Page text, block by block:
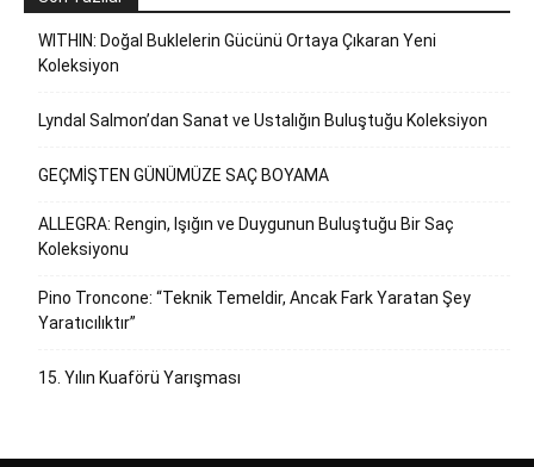
WITHIN: Doğal Buklelerin Gücünü Ortaya Çıkaran Yeni
Koleksiyon
Lyndal Salmon’dan Sanat ve Ustalığın Buluştuğu Koleksiyon
GEÇMİŞTEN GÜNÜMÜZE SAÇ BOYAMA
ALLEGRA: Rengin, Işığın ve Duygunun Buluştuğu Bir Saç
Koleksiyonu
Pino Troncone: “Teknik Temeldir, Ancak Fark Yaratan Şey
Yaratıcılıktır”
15. Yılın Kuaförü Yarışması